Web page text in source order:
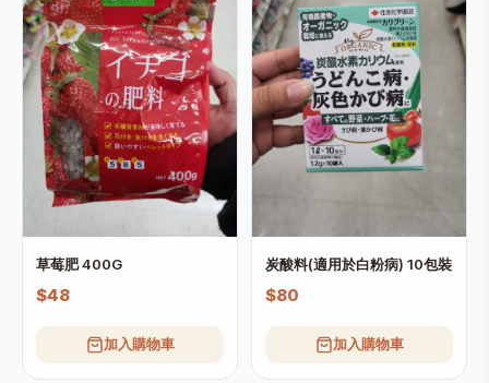
草莓肥 400G
$48
加入購物車
炭酸料(適用於白粉病) 10包裝
$80
加入購物車